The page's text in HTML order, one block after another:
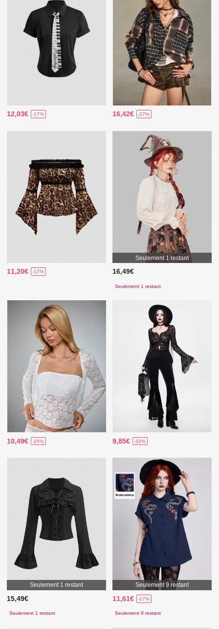
12,03€ -17% 16,42€ -27%
11,20€ -17%
Seulement 1 restant
16,49€
Seulement 1 restant
10,49€ -25% 9,85€ -32%
Seulement 1 restant
15,49€
Seulement 1 restant
Seulement 9 restant
11,61€ -17%
Seulement 9 restant